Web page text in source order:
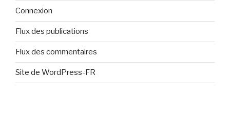
Connexion
Flux des publications
Flux des commentaires
Site de WordPress-FR